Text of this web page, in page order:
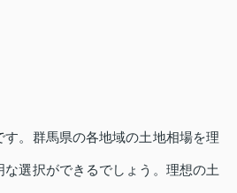
。群馬県の各地域の土地相場を理
選択ができるでしょう。理想の土